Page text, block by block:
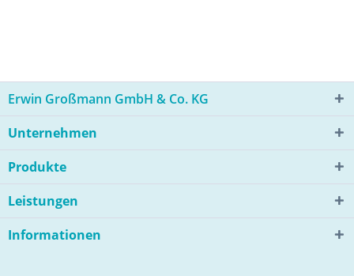
Erwin Großmann GmbH & Co. KG
Unternehmen
Produkte
Leistungen
Informationen